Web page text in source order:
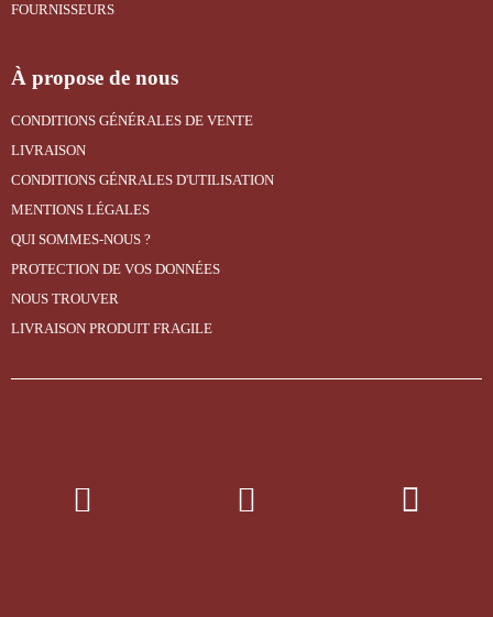
FOURNISSEURS
À propose de nous
CONDITIONS GÉNÉRALES DE VENTE
LIVRAISON
CONDITIONS GÉNRALES D'UTILISATION
MENTIONS LÉGALES
QUI SOMMES-NOUS ?
PROTECTION DE VOS DONNÉES
NOUS TROUVER
LIVRAISON PRODUIT FRAGILE